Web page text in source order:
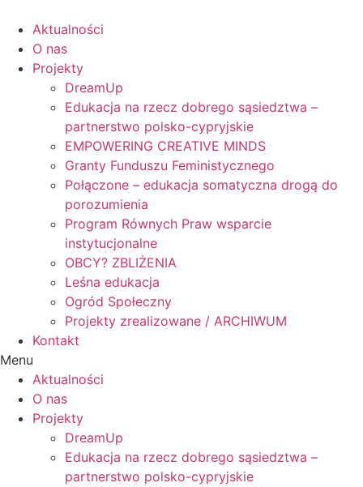
content
Aktualności
O nas
Projekty
DreamUp
Edukacja na rzecz dobrego sąsiedztwa –
partnerstwo polsko-cypryjskie
EMPOWERING CREATIVE MINDS
Granty Funduszu Feministycznego
Połączone – edukacja somatyczna drogą do
porozumienia
Program Równych Praw wsparcie
instytucjonalne
OBCY? ZBLIŻENIA
Leśna edukacja
Ogród Społeczny
Projekty zrealizowane / ARCHIWUM
Kontakt
Menu
Aktualności
O nas
Projekty
DreamUp
Edukacja na rzecz dobrego sąsiedztwa –
partnerstwo polsko-cypryjskie